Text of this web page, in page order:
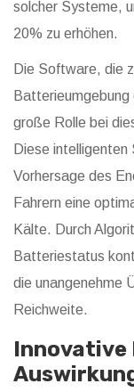
solcher Systeme,
20% zu erhöhen.
Die Software, die
große Rolle bei
Diese intelligenten
Vorhersage des
Fahrern eine
Kälte. Durch
Batteriestatus
die unangenehme
Reichweite.
Innovative